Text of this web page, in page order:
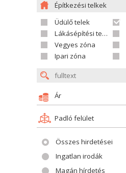
Építkezési telkek
Üdülő telek
Lákásépítési telek
Vegyes zóna
Ipari zóna
Ár
Padló felület
Összes hirdetései
Ingatlan irodák
Magán hírdetés